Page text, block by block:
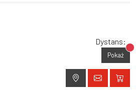
Dystans:
Pokaż